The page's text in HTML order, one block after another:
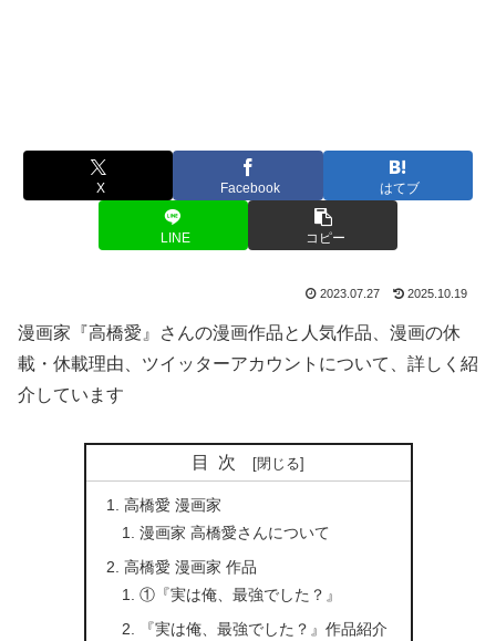
X Facebook はてブ
LINE コピー
2023.07.27 2025.10.19
漫画家『高橋愛』さんの漫画作品と人気作品、漫画の休
載・休載理由、ツイッターアカウントについて、詳しく紹
介しています
目次
高橋愛 漫画家
漫画家 高橋愛さんについて
高橋愛 漫画家 作品
①『実は俺、最強でした？』
『実は俺、最強でした？』作品紹介